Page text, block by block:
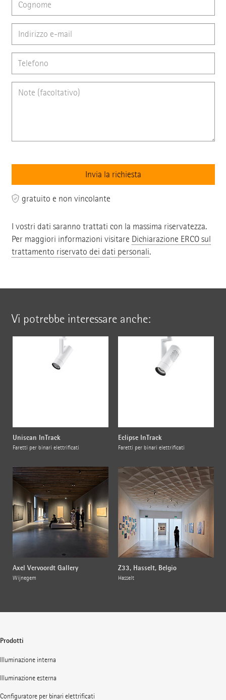
gratuito e non vincolante
I vostri dati saranno trattati con la massima riservatezza.
Per maggiori informazioni visitare Dichiarazione ERCO sul
trattamento riservato dei dati personali.
Vi potrebbe interessare anche:
Uniscan InTrack
Faretti per binari elettrificati
Eclipse InTrack
Faretti per binari elettrificati
Axel Vervoordt Gallery
Wijnegem
Z33, Hasselt, Belgio
Hasselt
Prodotti
Illuminazione interna
Illuminazione esterna
Configuratore per binari elettrificati